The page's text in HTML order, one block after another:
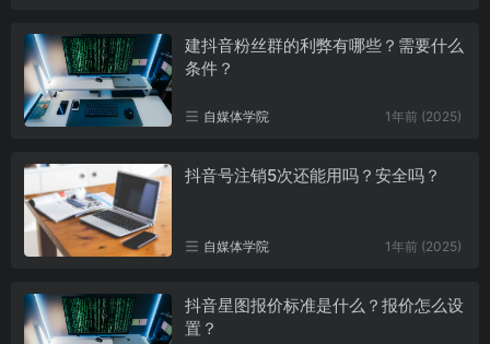
建抖音粉丝群的利弊有哪些？需要什么
条件？
自媒体学院 1年前 (2025)
抖音号注销5次还能用吗？安全吗？
自媒体学院 1年前 (2025)
抖音星图报价标准是什么？报价怎么设
置？